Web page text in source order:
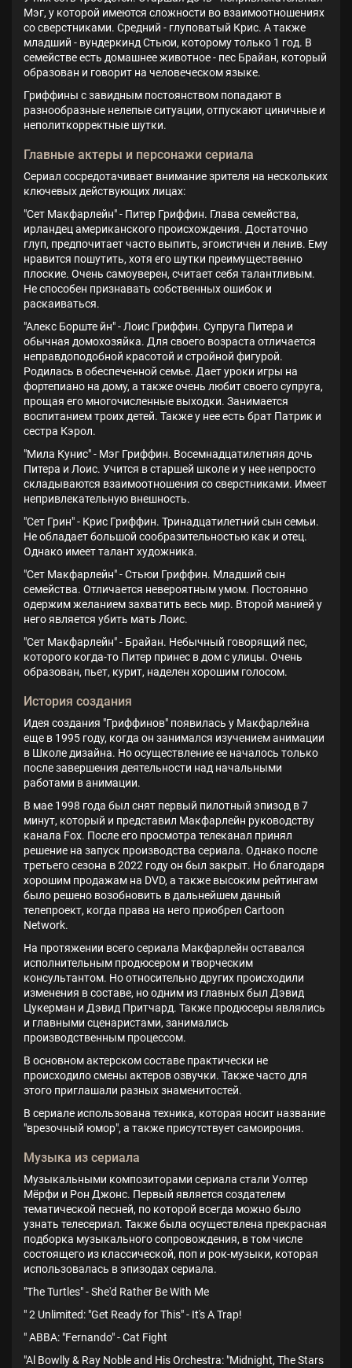
Мэг, у которой имеются сложности во взаимоотношениях
со сверстниками. Средний - глуповатый Крис. А также
младший - вундеркинд Стьюи, которому только 1 год. В
семействе есть домашнее животное - пес Брайан, который
образован и говорит на человеческом языке.
Гриффины с завидным постоянством попадают в
разнообразные нелепые ситуации, отпускают циничные и
неполиткорректные шутки.
Главные актеры и персонажи сериала
Сериал сосредотачивает внимание зрителя на нескольких
ключевых действующих лицах:
"Сет Макфарлейн" - Питер Гриффин. Глава семейства,
ирландец американского происхождения. Достаточно
глуп, предпочитает часто выпить, эгоистичен и ленив. Ему
нравится пошутить, хотя его шутки преимущественно
плоские. Очень самоуверен, считает себя талантливым.
Не способен признавать собственных ошибок и
раскаиваться.
"Алекс Борште йн" - Лоис Гриффин. Супруга Питера и
обычная домохозяйка. Для своего возраста отличается
неправдоподобной красотой и стройной фигурой.
Родилась в обеспеченной семье. Дает уроки игры на
фортепиано на дому, а также очень любит своего супруга,
прощая его многочисленные выходки. Занимается
воспитанием троих детей. Также у нее есть брат Патрик и
сестра Кэрол.
"Мила Кунис" - Мэг Гриффин. Восемнадцатилетняя дочь
Питера и Лоис. Учится в старшей школе и у нее непросто
складываются взаимоотношения со сверстниками. Имеет
непривлекательную внешность.
"Сет Грин" - Крис Гриффин. Тринадцатилетний сын семьи.
Не обладает большой сообразительностью как и отец.
Однако имеет талант художника.
"Сет Макфарлейн" - Стьюи Гриффин. Младший сын
семейства. Отличается невероятным умом. Постоянно
одержим желанием захватить весь мир. Второй манией у
него является убить мать Лоис.
"Сет Макфарлейн" - Брайан. Небычный говорящий пес,
которого когда-то Питер принес в дом с улицы. Очень
образован, пьет, курит, наделен хорошим голосом.
История создания
Идея создания "Гриффинов" появилась у Макфарлейна
еще в 1995 году, когда он занимался изучением анимации
в Школе дизайна. Но осуществление ее началось только
после завершения деятельности над начальными
работами в анимации.
В мае 1998 года был снят первый пилотный эпизод в 7
минут, который и представил Макфарлейн руководству
канала Fox. После его просмотра телеканал принял
решение на запуск производства сериала. Однако после
третьего сезона в 2022 году он был закрыт. Но благодаря
хорошим продажам на DVD, а также высоким рейтингам
было решено возобновить в дальнейшем данный
телепроект, когда права на него приобрел Cartoon
Network.
На протяжении всего сериала Макфарлейн оставался
исполнительным продюсером и творческим
консультантом. Но относительно других происходили
изменения в составе, но одним из главных был Дэвид
Цукерман и Дэвид Притчард. Также продюсеры являлись
и главными сценаристами, занимались
производственным процессом.
В основном актерском составе практически не
происходило смены актеров озвучки. Также часто для
этого приглашали разных знаменитостей.
В сериале использована техника, которая носит название
"врезочный юмор", а также присутствует самоирония.
Музыка из сериала
Музыкальными композиторами сериала стали Уолтер
Мёрфи и Рон Джонс. Первый является создателем
тематической песней, по которой всегда можно было
узнать телесериал. Также была осуществлена прекрасная
подборка музыкального сопровождения, в том числе
состоящего из классической, поп и рок-музыки, которая
использовалась в эпизодах сериала.
"The Turtles" - She'd Rather Be With Me
" 2 Unlimited: "Get Ready for This" - It's A Trap!
" ABBA: "Fernando" - Cat Fight
"Al Bowlly & Ray Noble and His Orchestra: "Midnight, The Stars